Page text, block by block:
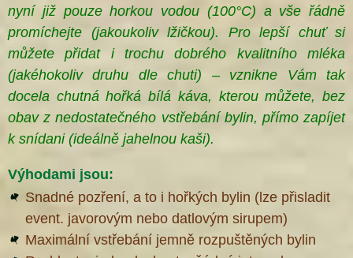
nyní již pouze horkou vodou (100°C) a vše řádně
promíchejte (jakoukoliv lžičkou). Pro lepší chuť si
můžete přidat i trochu dobrého kvalitního mléka
(jakéhokoliv druhu dle chuti) – vznikne Vám tak
docela chutná hořká bílá káva, kterou můžete, bez
obav z nedostatečného vstřebání bylin, přímo zapíjet
k snídani (ideálně jahelnou kaši).
Výhodami jsou:
Snadné pozření, a to i hořkých bylin (lze přisladit
event. javorovým nebo datlovým sirupem)
Maximální vstřebání jemně rozpuštěných bylin
®